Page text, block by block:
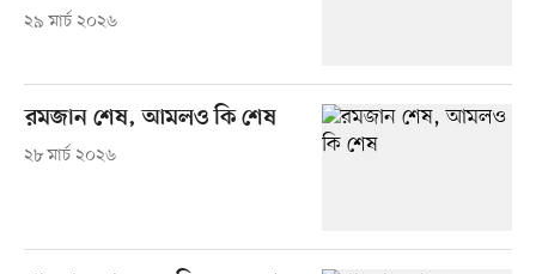
২৯ মার্চ ২০২৬
রমজান শেষ, আমলও কি শেষ
২৮ মার্চ ২০২৬